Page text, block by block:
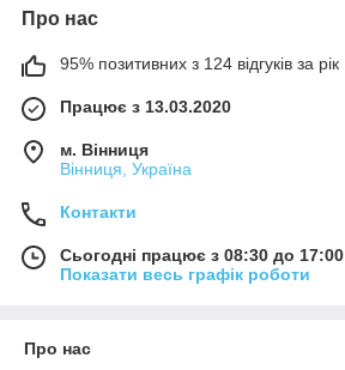
Про нас
95% позитивних з 124 відгуків за рік
Працює з 13.03.2020
м. Вінниця
Вінниця, Україна
Контакти
Сьогодні працює з 08:30 до 17:00
Показати весь графік роботи
Про нас